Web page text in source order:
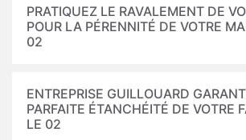
PRATIQUEZ LE RAVALEMENT DE
POUR LA PÉRENNITÉ DE VOTRE
02
ENTREPRISE GUILLOUARD
PARFAITE ÉTANCHÉITÉ DE VOTRE
LE 02